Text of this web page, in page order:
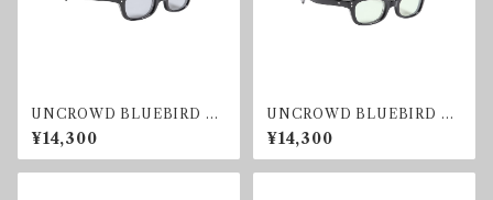
UNCROWD BLUEBIRD SU
NGLASS SMOKE
¥14,300
UNCROWD BLUEBIRD SU
NGLASS LIGHTGREEN
¥14,300